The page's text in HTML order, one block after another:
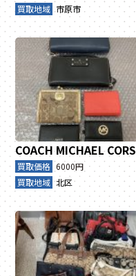
買取地域 市原市
COACH MICHAEL CORS
買取価格 6000円
買取地域 北区